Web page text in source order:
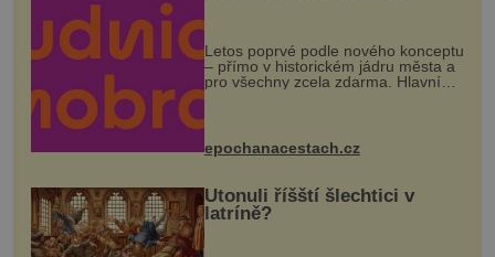
Letos poprvé podle nového konceptu
– přímo v historickém jádru města a
pro všechny zcela zdarma. Hlavní
program se odehraje na Karlově a
mohou těšit na víno, burčák, pes...
epochanacestach.cz
Utonuli říšští šlechtici v
latríně?